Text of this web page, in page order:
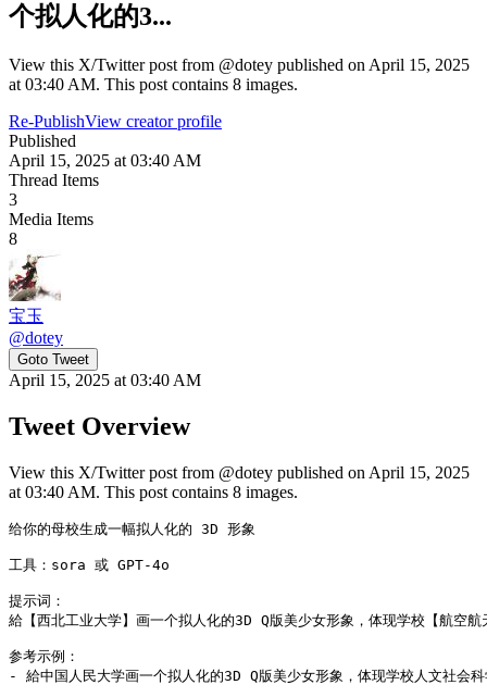
个拟人化的3...
View this X/Twitter post from @dotey published on April 15, 2025
at 03:40 AM. This post contains 8 images.
Re-PublishView creator profile
Published
April 15, 2025 at 03:40 AM
Thread Items
3
Media Items
8
宝玉
@dotey
Goto Tweet
April 15, 2025 at 03:40 AM
Tweet Overview
View this X/Twitter post from @dotey published on April 15, 2025
at 03:40 AM. This post contains 8 images.
给你的母校生成一幅拟人化的 3D 形象
工具：sora 或 GPT-4o
提示词：
給【西北工业大学】画一个拟人化的3D Q版美少女形象，体现学校【航空航
参考示例：
- 給中国人民大学画一个拟人化的3D Q版美少女形象，体现学校人文社会